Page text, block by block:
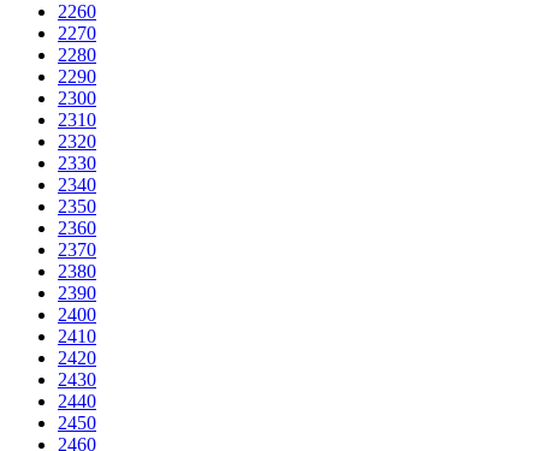
2260
2270
2280
2290
2300
2310
2320
2330
2340
2350
2360
2370
2380
2390
2400
2410
2420
2430
2440
2450
2460